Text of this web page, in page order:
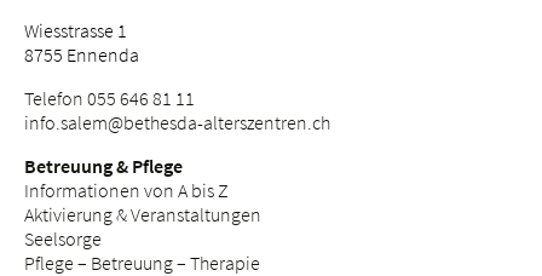
Wiesstrasse 1
8755 Ennenda
Telefon 055 646 81 11
info. salem@bethesda-alterszentren. ch
Betreuung & Pflege
Informationen von A bis Z
Aktivierung & Veranstaltungen
Seelsorge
Pflege – Betreuung – Therapie